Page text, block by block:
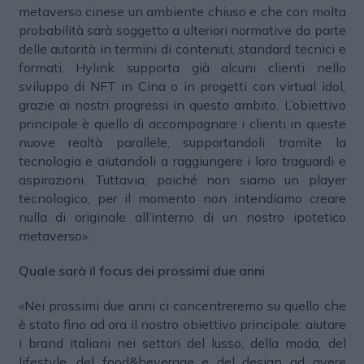
metaverso cinese un ambiente chiuso e che con molta
probabilità sarà soggetto a ulteriori normative da parte
delle autorità in termini di contenuti, standard tecnici e
formati. Hylink supporta già alcuni clienti nello
sviluppo di NFT in Cina o in progetti con virtual idol,
grazie ai nostri progressi in questo ambito. L’obiettivo
principale è quello di accompagnare i clienti in queste
nuove realtà parallele, supportandoli tramite la
tecnologia e aiutandoli a raggiungere i loro traguardi e
aspirazioni. Tuttavia, poiché non siamo un player
tecnologico, per il momento non intendiamo creare
nulla di originale all’interno di un nostro ipotetico
metaverso».
Quale sarà il focus dei prossimi due anni
«Nei prossimi due anni ci concentreremo su quello che
è stato fino ad ora il nostro obiettivo principale: aiutare
i brand italiani nei settori del lusso, della moda, del